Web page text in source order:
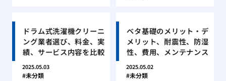
ドラム式洗濯機クリーニ
ング業者選び、料金、実
績、サービス内容を比較
2025.05.03
未分類
ベタ基礎のメリット・デ
メリット、耐震性、防湿
性、費用、メンテナンス
2025.05.02
未分類